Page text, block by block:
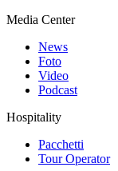
Media Center
News
Foto
Video
Podcast
Hospitality
Pacchetti
Tour Operator